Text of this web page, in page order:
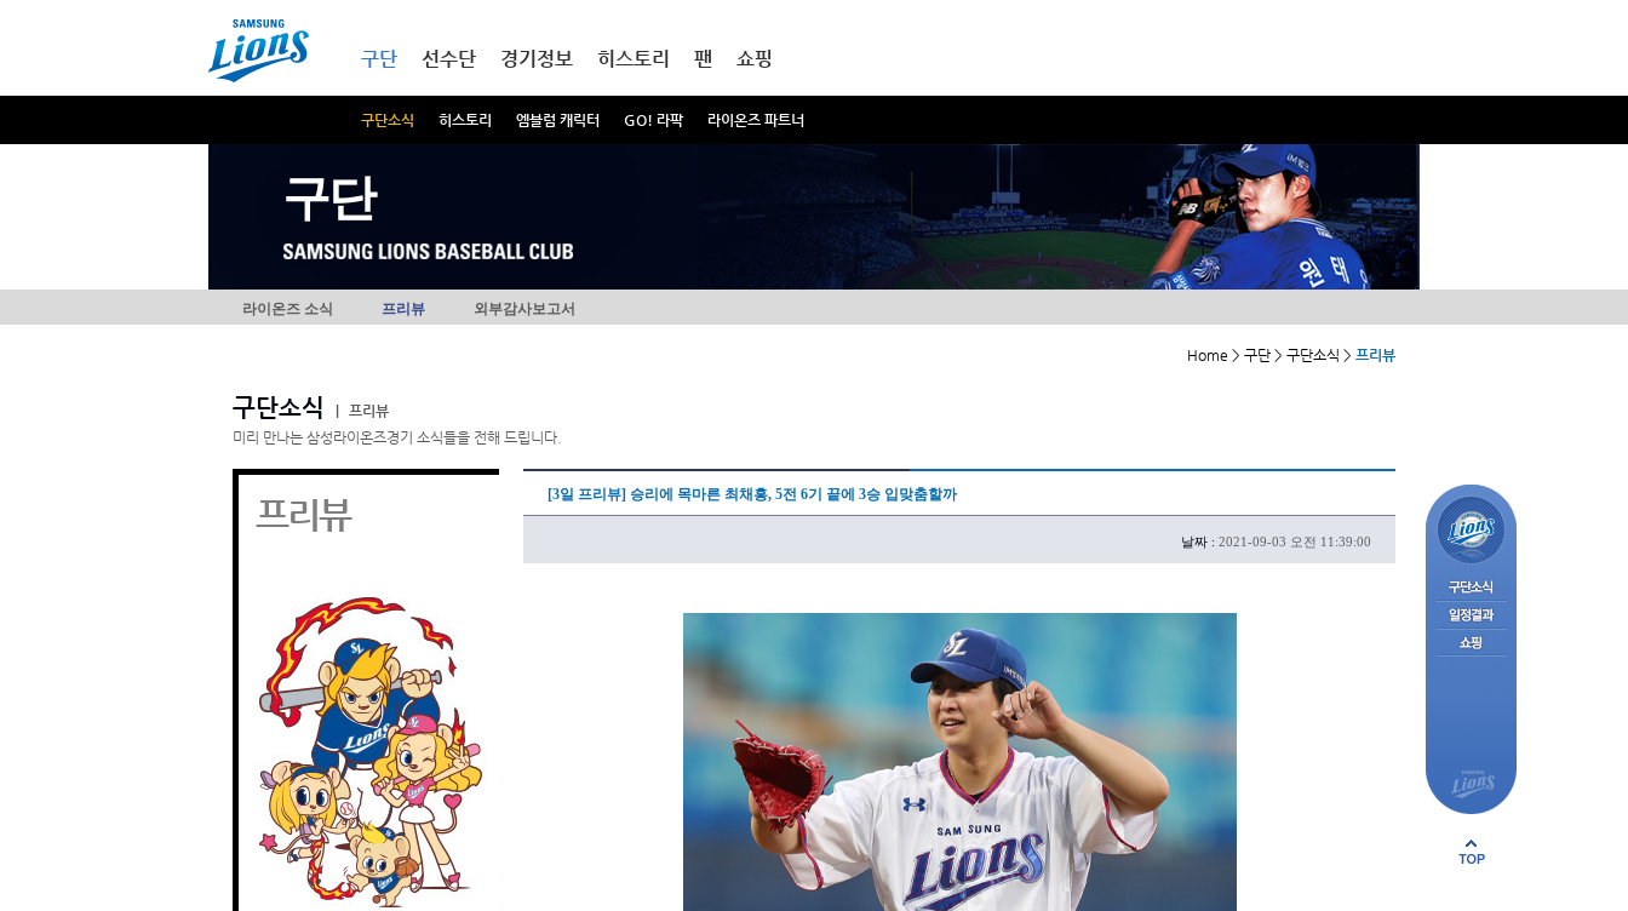
구단
구단소식 히스토리 엠블럼 캐릭터 GO! 라팍 라이온즈 파트너
선수단 경기정보 히스토리 팬 쇼핑
구단
라이온즈 소식 프리뷰 외부감사보고서
Home > 구단 > 구단소식 > 프리뷰
구단소식
프리뷰
미리 만나는 삼성라이온즈경기 소식들을 전해 드립니다.
프리뷰 [3일 프리뷰] 승리에 목마른 최채흥, 5전 6기 끝에 3승 입맞춤할까
날짜 : 2021-09-03 오전 11:39:00